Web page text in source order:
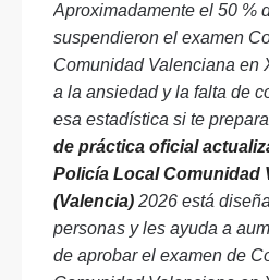
Aproximadamente el 50 %
suspendieron el examen
Comunidad Valenciana en
a la ansiedad y la falta de
esa estadística si te
de práctica oficial
Policía Local Comunidad
(Valencia) 2026 está
personas y les ayuda a
de aprobar el examen de